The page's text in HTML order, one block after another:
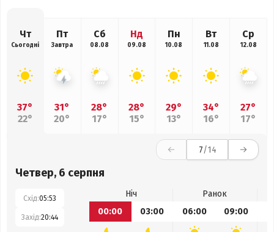
Чт
Сьогодні
37°
22°
Пт
Завтра
31°
20°
Сб
08.08
28°
17°
Нд
09.08
28°
15°
Пн
10.08
29°
13°
Вт
11.08
34°
16°
Ср
12.08
27°
17°
7/14
Четвер, 6 серпня
Схід:05:53
Захід:20:44
Ніч
Ранок
00:00
03:00 06:00 09:00